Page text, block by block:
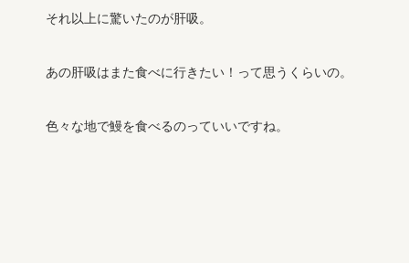
それ以上に驚いたのが肝吸。
あの肝吸はまた食べに行きたい！って思うくらいの。
色々な地で鰻を食べるのっていいですね。